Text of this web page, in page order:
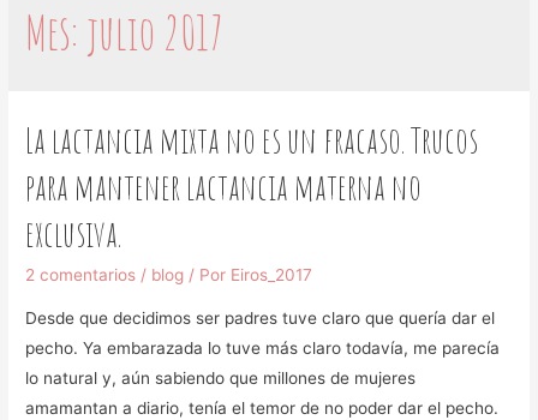
Mes: julio 2017
La lactancia mixta no es un fracaso. Trucos
para mantener lactancia materna no
exclusiva.
2 comentarios / blog / Por Eiros_2017
Desde que decidimos ser padres tuve claro que quería dar el
pecho. Ya embarazada lo tuve más claro todavía, me parecía
lo natural y, aún sabiendo que millones de mujeres
amamantan a diario, tenía el temor de no poder dar el pecho.